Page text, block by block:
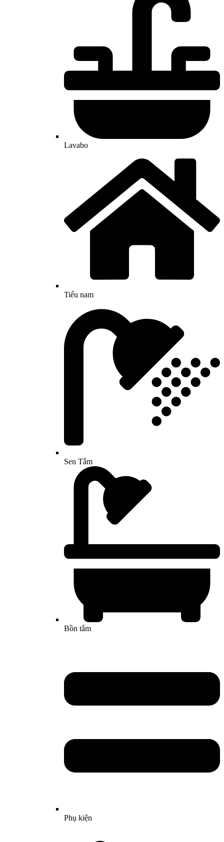
Lavabo
Tiểu nam
Sen Tắm
Bồn tắm
Phụ kiện